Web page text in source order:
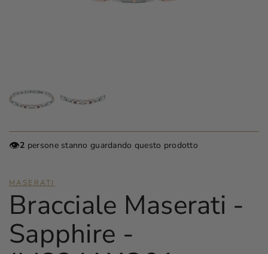
👁️2 persone stanno guardando questo prodotto
MASERATI
Bracciale Maserati -
Sapphire -